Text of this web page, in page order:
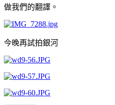
做我們的翻譯。
今晚再試拍銀河